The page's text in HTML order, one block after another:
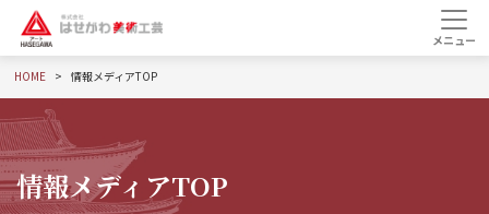
HOME 情報メディアTOP
情報メディアTOP